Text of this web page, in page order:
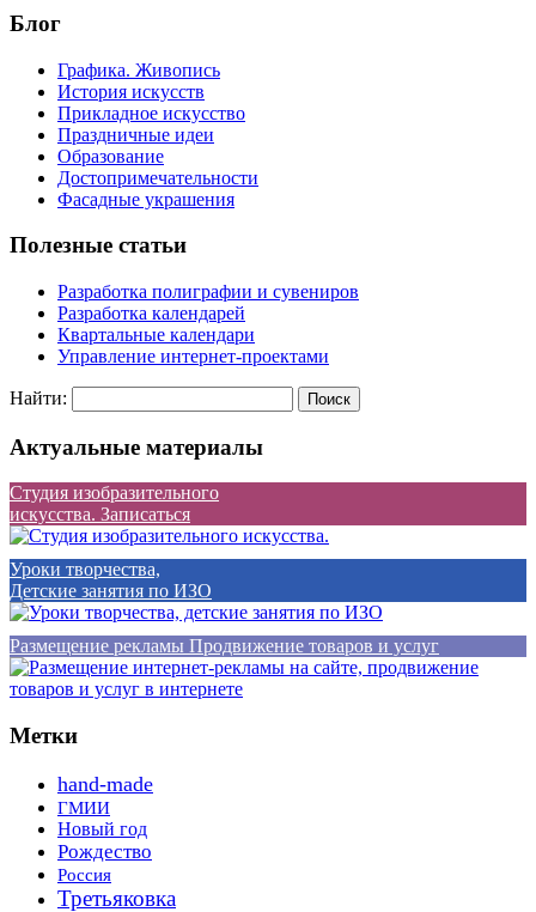
Блог
Графика. Живопись
История искусств
Прикладное искусство
Праздничные идеи
Образование
Достопримечательности
Фасадные украшения
Полезные статьи
Разработка полиграфии и сувениров
Разработка календарей
Квартальные календари
Управление интернет-проектами
Найти:
Актуальные материалы
Студия изобразительного
искусства. Записаться
Уроки творчества,
Детские занятия по ИЗО
Размещение рекламы Продвижение товаров и услуг
Метки
hand-made
ГМИИ
Новый год
Рождество
Россия
Третьяковка